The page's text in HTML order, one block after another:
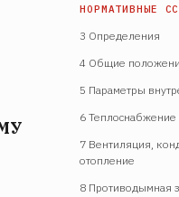
3 Определения
4 Общие
5 Параметры
6 Теплоснабжение
7 Вентиляция,
отопление
8 Противодымная